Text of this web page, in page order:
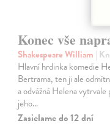
Konec vše
Shakespeare William |
Hlavní hrdinka komedie
Bertrama, ten ji ale
a odvážná Helena
jeho…
Zasielame do 12 dní